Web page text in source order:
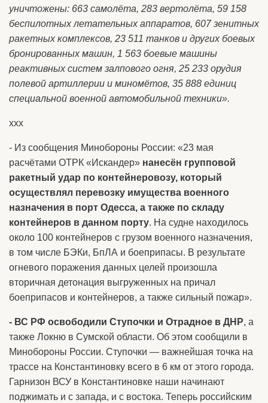
уничтожены: 663 самолёта, 283 вертолёта, 59 158
беспилотных летательных аппаратов, 607 зенитных
ракетных комплексов, 23 511 танков и других боевых
бронированных машин, 1 563 боевые машины
реактивных систем залпового огня, 25 233 орудия
полевой артиллерии и миномётов, 35 888 единиц
специальной военной автомобильной техники».
ххх
- Из сообщения Минобороны России: «23 мая
расчётами ОТРК «Искандер» нанесён групповой
ракетный удар по контейнеровозу, который
осуществлял перевозку имущества военного
назначения в порт Одесса, а также по складу
контейнеров в данном порту. На судне находилось
около 100 контейнеров с грузом военного назначения,
в том числе БЭКи, БпЛА и боеприпасы. В результате
огневого поражения данных целей произошла
вторичная детонация выгруженных на причал
боеприпасов и контейнеров, а также сильный пожар».
- ВС РФ освободили Ступочки и Отрадное в ДНР, а
также Локню в Сумской области. Об этом сообщили в
Минобороны России. Ступочки — важнейшая точка на
трассе на Константиновку всего в 6 км от этого города.
Гарнизон ВСУ в Константиновке наши начинают
поджимать и с запада, и с востока. Теперь российским